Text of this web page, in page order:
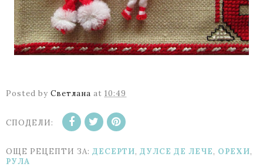
Posted by Светлана at 10:49
СПОДЕЛИ:
ОЩЕ РЕЦЕПТИ ЗА: ДЕСЕРТИ, ДУЛСЕ ДЕ ЛЕЧЕ, ОРЕХИ,
РУЛА